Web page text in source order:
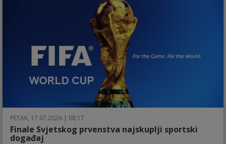
PETAK, 17.07.2026 | 08:17
Finale Svjetskog prvenstva najskuplji sportski
događaj